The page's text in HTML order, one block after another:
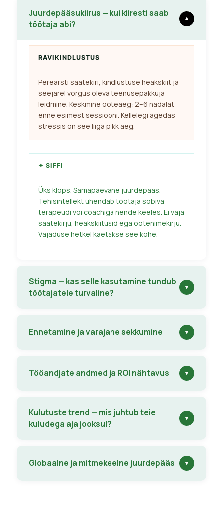
Juurdepääsukiirus — kui kiiresti saab
töötaja abi?
▼
RAVIKINDLUSTUS
Perearsti saatekiri, kindlustuse heakskiit ja
seejärel võrgus oleva teenusepakkuja
leidmine. Keskmine ooteaeg: 2–6 nädalat
enne esimest sessiooni. Kellelegi ägedas
stressis on see liiga pikk aeg.
✦ SIFFI
Üks klõps. Samapäevane juurdepääs.
Tehisintellekt ühendab töötaja sobiva
terapeudi või coachiga nende keeles. Ei vaja
saatekirju, heakskiitusid ega ootenimekirju.
Vajaduse hetkel kaetakse see kohe.
Stigma — kas selle kasutamine tundub
töötajatele turvaline?
▼
Ennetamine ja varajane sekkumine ▼
Tööandjate andmed ja ROI nähtavus ▼
Kulutuste trend — mis juhtub teie
kuludega aja jooksul?
▼
Globaalne ja mitmekeelne juurdepääs ▼